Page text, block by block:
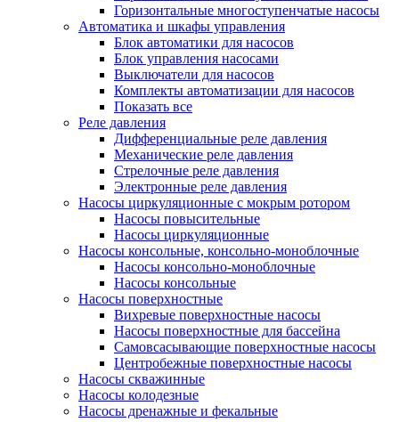
Горизонтальные многоступенчатые насосы
Автоматика и шкафы управления
Блок автоматики для насосов
Блок управления насосами
Выключатели для насосов
Комплекты автоматизации для насосов
Показать все
Реле давления
Дифференциальные реле давления
Механические реле давления
Стрелочные реле давления
Электронные реле давления
Насосы циркуляционные с мокрым ротором
Насосы повысительные
Насосы циркуляционные
Насосы консольные, консольно-моноблочные
Насосы консольно-моноблочные
Насосы консольные
Насосы поверхностные
Вихревые поверхностные насосы
Насосы поверхностные для бассейна
Самовсасывающие поверхностные насосы
Центробежные поверхностные насосы
Насосы скважинные
Насосы колодезные
Насосы дренажные и фекальные